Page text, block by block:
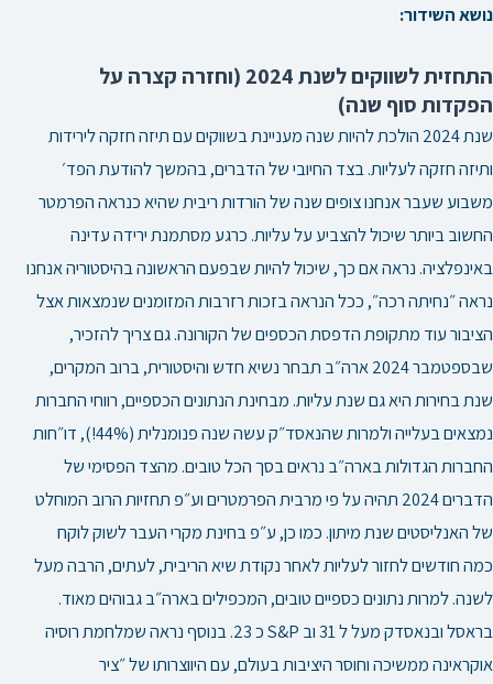
נושא השידור:
התחזית לשווקים לשנת 2024 (וחזרה קצרה על
הפקדות סוף שנה)
שנת 2024 הולכת להיות שנה מעניינת בשווקים עם תיזה חזקה לירידות
ותיזה חזקה לעליות. בצד החיובי של הדברים, בהמשך להודעת הפד׳
משבוע שעבר אנחנו צופים שנה של הורדות ריבית שהיא כנראה הפרמטר
החשוב ביותר שיכול להצביע על עליות. כרגע מסתמנת ירידה עדינה
באינפלציה. נראה אם כך, שיכול להיות שבפעם הראשונה בהיסטוריה אנחנו
נראה ״נחיתה רכה״, ככל הנראה בזכות רזרבות המזומנים שנמצאות אצל
הציבור עוד מתקופת הדפסת הכספים של הקורונה. גם צריך להזכיר,
שבספטמבר 2024 ארה״ב תבחר נשיא חדש והיסטורית, ברוב המקרים,
שנת בחירות היא גם שנת עליות. מבחינת הנתונים הכספיים, רווחי החברות
נמצאים בעלייה ולמרות שהנאסד״ק עשה שנה פנומנלית (44%!), דו״חות
החברות הגדולות בארה״ב נראים בסך הכל טובים. מהצד הפסימי של
הדברים 2024 תהיה על פי מרבית הפרמטרים וע״פ תחזיות הרוב המוחלט
של האנליסטים שנת מיתון. כמו כן, ע״פ בחינת מקרי העבר לשוק לוקח
כמה חודשים לחזור לעליות לאחר נקודת שיא הריבית, לעתים, הרבה מעל
לשנה. למרות נתונים כספיים טובים, המכפילים בארה״ב גבוהים מאוד.
בראסל ובנאסדק מעל ל 31 וב S&P כ 23. בנוסף נראה שמלחמת רוסיה
אוקראינה ממשיכה וחוסר היציבות בעולם, עם היווצרותו של ״ציר